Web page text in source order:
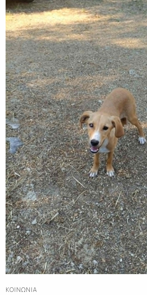
ΚΟΙΝΩΝΊΑ